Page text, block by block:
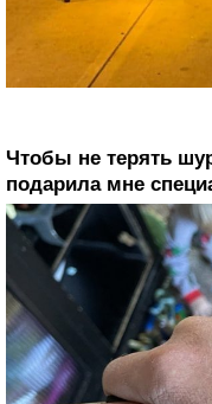
Чтобы не терять
подарила мне